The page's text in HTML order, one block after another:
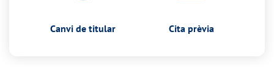
Canvi de titular Cita prèvia